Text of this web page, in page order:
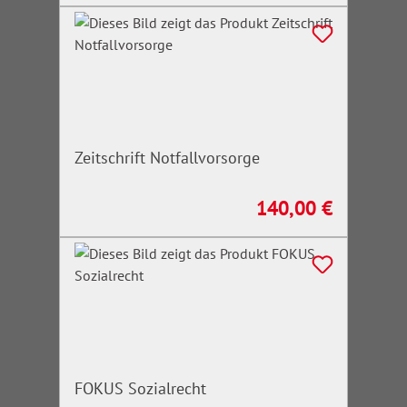
Zeitschrift Notfallvorsorge
Regulärer Preis:
140,00 €
FOKUS Sozialrecht